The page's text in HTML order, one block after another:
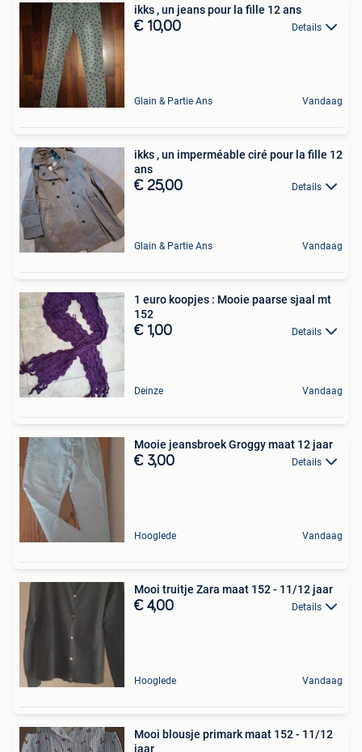
ikks , un jeans pour la fille 12 ans
€ 10,00 Details
Glain & Partie Ans Vandaag
ikks , un imperméable ciré pour la fille 12
ans
€ 25,00 Details
Glain & Partie Ans Vandaag
1 euro koopjes : Mooie paarse sjaal mt
152
€ 1,00 Details
Deinze Vandaag
Mooie jeansbroek Groggy maat 12 jaar
€ 3,00 Details
Hooglede Vandaag
Mooi truitje Zara maat 152 - 11/12 jaar
€ 4,00 Details
Hooglede Vandaag
Mooi blousje primark maat 152 - 11/12
jaar